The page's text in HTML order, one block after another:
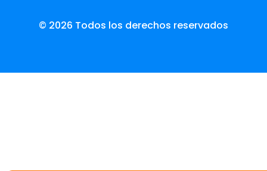
© 2026 Todos los derechos reservados